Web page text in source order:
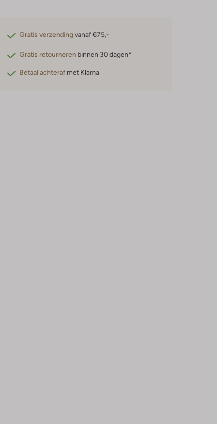
Gratis verzendingvanaf €75,-
Gratis retourneren binnen 30 dagen*
Betaal achteraf met Klarna